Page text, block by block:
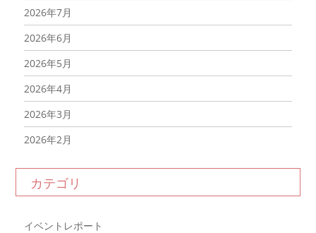
2026年7月
2026年6月
2026年5月
2026年4月
2026年3月
2026年2月
2026年1月
2025年12月
カテゴリ
イベントレポート